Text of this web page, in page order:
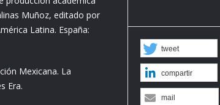
Muñoz, editado por
Latina. España:
Mexicana. La
Era.
tweet
compartir
mail